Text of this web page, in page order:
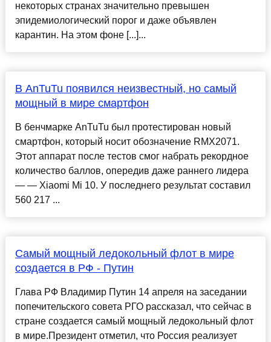
некоторых странах значительно превышен
эпидемиологический порог и даже объявлен
карантин. На этом фоне [...]...
В AnTuTu появился неизвестный, но самый
мощный в мире смартфон
В бенчмарке AnTuTu был протестирован новый
смартфон, который носит обозначение RMX2071.
Этот аппарат после тестов смог набрать рекордное
количество баллов, опередив даже раннего лидера
— — Xiaomi Mi 10. У последнего результат составил
560 217 ...
Самый мощный ледокольный флот в мире
создается в РФ - Путин
Глава РФ Владимир Путин 14 апреля на заседании
попечительского совета РГО рассказал, что сейчас в
стране создается самый мощный ледокольный флот
в мире.Президент отметил, что Россия реализует